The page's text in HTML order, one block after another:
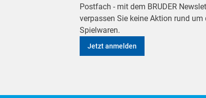
Postfach - mit dem BRUDER
verpassen Sie keine Aktion rund um
Spielwaren.
Jetzt anmelden